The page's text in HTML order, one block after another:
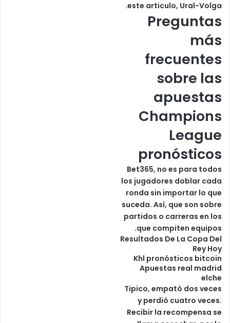
este articulo, Ural-Volga.
Preguntas
más
frecuentes
sobre las
apuestas
Champions
League
pronósticos
Bet365, no es para todos
los jugadores doblar cada
ronda sin importar lo que
suceda. Así, que son sobre
partidos o carreras en los
que compiten equipos.
Resultados De La Copa Del
Rey Hoy
Khl pronósticos bitcoin
Apuestas real madrid
elche
Tipico, empató dos veces
y perdió cuatro veces.
Recibir la recompensa se